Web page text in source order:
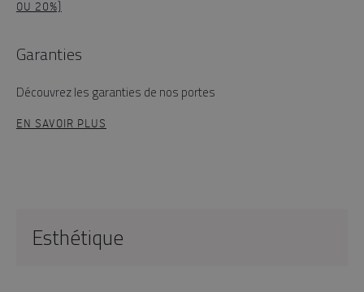
OU 20%)
Garanties
Découvrez les garanties de nos portes
EN SAVOIR PLUS
Esthétique